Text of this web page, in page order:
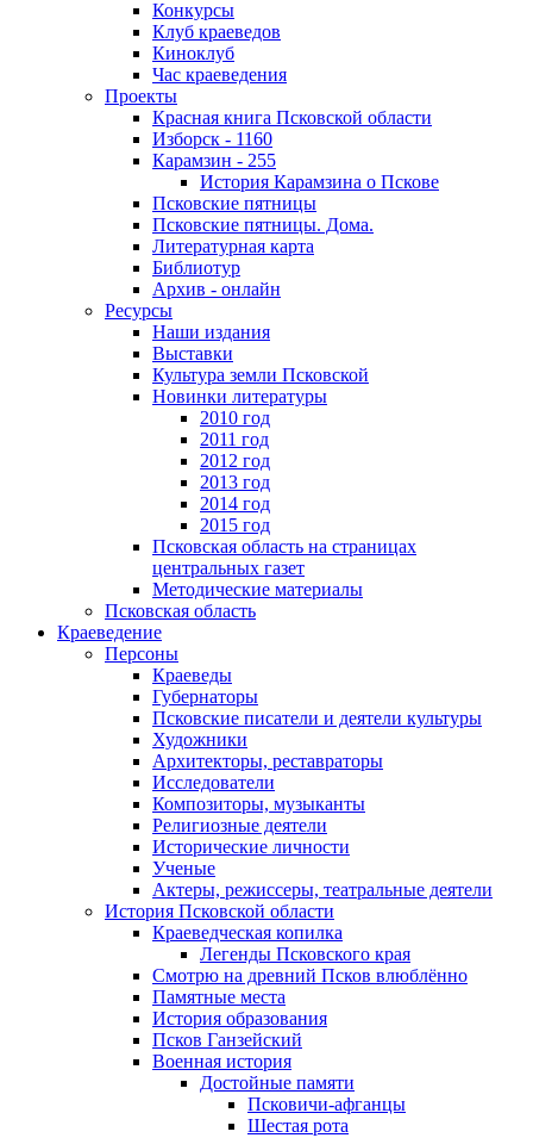
Конкурсы
Клуб краеведов
Киноклуб
Час краеведения
Проекты
Красная книга Псковской области
Изборск - 1160
Карамзин - 255
История Карамзина о Пскове
Псковские пятницы
Псковские пятницы. Дома.
Литературная карта
Библиотур
Архив - онлайн
Ресурсы
Наши издания
Выставки
Культура земли Псковской
Новинки литературы
2010 год
2011 год
2012 год
2013 год
2014 год
2015 год
Псковская область на страницах
центральных газет
Методические материалы
Псковская область
Краеведение
Персоны
Краеведы
Губернаторы
Псковские писатели и деятели культуры
Художники
Архитекторы, реставраторы
Исследователи
Композиторы, музыканты
Религиозные деятели
Исторические личности
Ученые
Актеры, режиссеры, театральные деятели
История Псковской области
Краеведческая копилка
Легенды Псковского края
Смотрю на древний Псков влюблённо
Памятные места
История образования
Псков Ганзейский
Военная история
Достойные памяти
Псковичи-афганцы
Шестая рота